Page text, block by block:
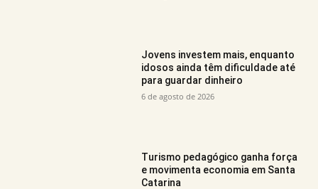
Jovens investem mais, enquanto
idosos ainda têm dificuldade até
para guardar dinheiro
6 de agosto de 2026
Turismo pedagógico ganha força
e movimenta economia em Santa
Catarina